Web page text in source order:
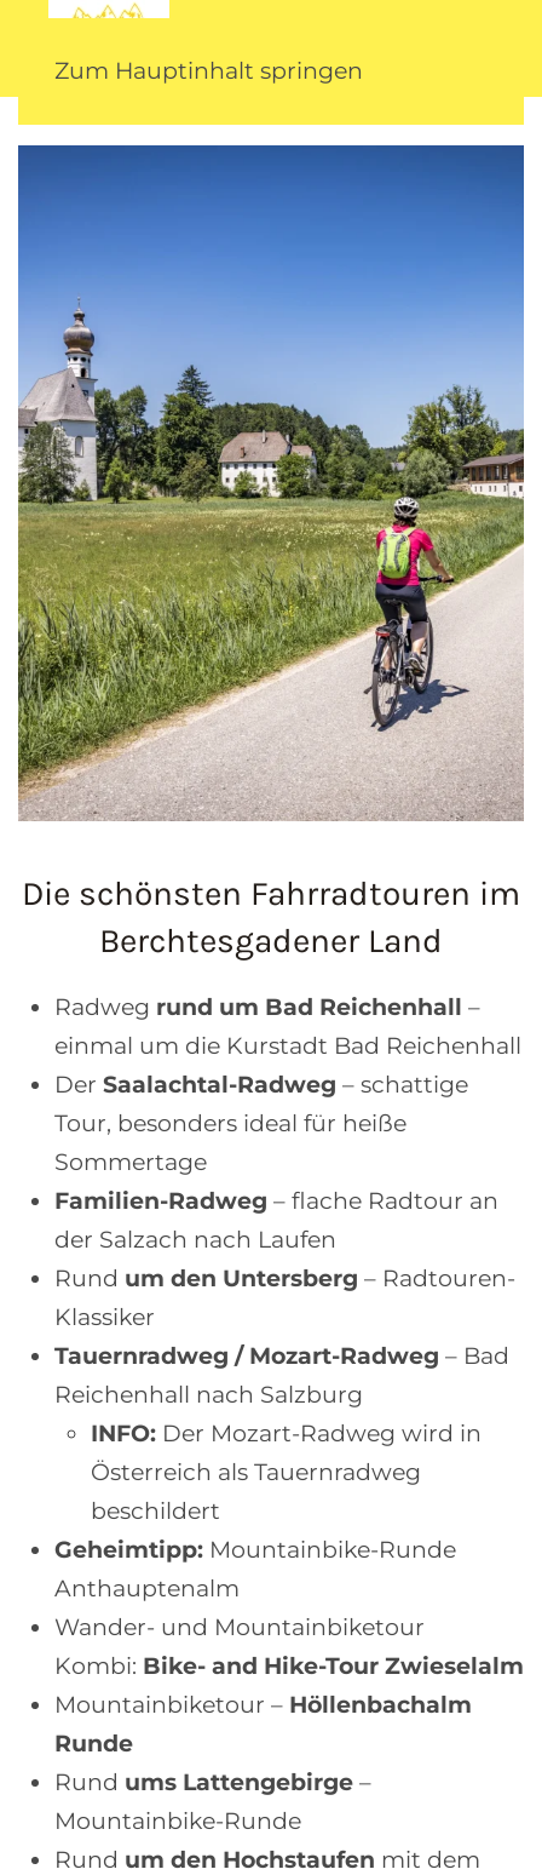
Zum Hauptinhalt springen
Die schönsten Fahrradtouren im
Berchtesgadener Land
Radweg rund um Bad Reichenhall –
einmal um die Kurstadt Bad Reichenhall
Der Saalachtal-Radweg – schattige
Tour, besonders ideal für heiße
Sommertage
Familien-Radweg – flache Radtour an
der Salzach nach Laufen
Rund um den Untersberg – Radtouren-
Klassiker
Tauernradweg / Mozart-Radweg – Bad
Reichenhall nach Salzburg
INFO: Der Mozart-Radweg wird in
Österreich als Tauernradweg
beschildert
Geheimtipp: Mountainbike-Runde
Anthauptenalm
Wander- und Mountainbiketour
Kombi: Bike- and Hike-Tour Zwieselalm
Mountainbiketour – Höllenbachalm
Runde
Rund ums Lattengebirge –
Mountainbike-Runde
Rund um den Hochstaufen mit dem